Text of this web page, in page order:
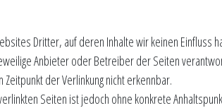
Dritter, auf deren Inhalte wir keinen
Anbieter oder Betreiber der Seiten
der Verlinkung nicht erkennbar.
Seiten ist jedoch ohne konkrete